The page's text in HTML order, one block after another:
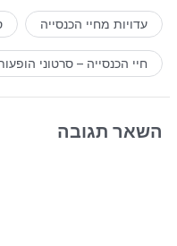
עדויות מחיי הכנסייה
חיי הכנסייה – סרטוני
השאר תגובה